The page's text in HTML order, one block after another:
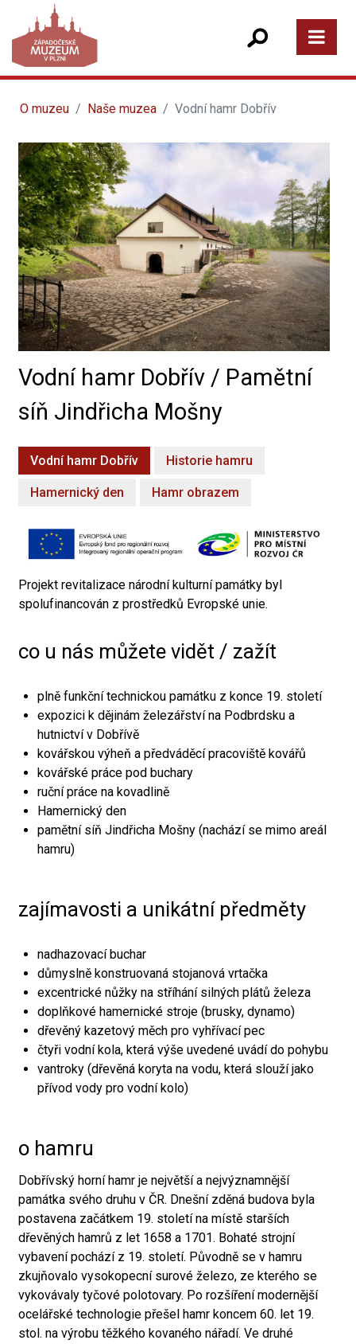
O muzeu Naše muzea Vodní hamr Dobřív
Vodní hamr Dobřív / Pamětní
síň Jindřicha Mošny
Vodní hamr Dobřív Historie hamru
Hamernický den Hamr obrazem
Projekt revitalizace národní kulturní památky byl
spolufinancován z prostředků Evropské unie.
co u nás můžete vidět / zažít
plně funkční technickou památku z konce 19. století
expozici k dějinám železářství na Podbrdsku a
hutnictví v Dobřívě
kovářskou výheň a předváděcí pracoviště kovářů
kovářské práce pod buchary
ruční práce na kovadlině
Hamernický den
pamětní síň Jindřicha Mošny (nachází se mimo areál
hamru)
zajímavosti a unikátní předměty
nadhazovací buchar
důmyslně konstruovaná stojanová vrtačka
excentrické nůžky na stříhání silných plátů železa
doplňkové hamernické stroje (brusky, dynamo)
dřevěný kazetový měch pro vyhřívací pec
čtyři vodní kola, která výše uvedené uvádí do pohybu
vantroky (dřevěná koryta na vodu, která slouží jako
přívod vody pro vodní kolo)
o hamru
Dobřívský horní hamr je největší a nejvýznamnější
památka svého druhu v ČR. Dnešní zděná budova byla
postavena začátkem 19. století na místě starších
dřevěných hamrů z let 1658 a 1701. Bohaté strojní
vybavení pochází z 19. století. Původně se v hamru
zkujňovalo vysokopecní surové železo, ze kterého se
vykovávaly tyčové polotovary. Po rozšíření modernější
ocelářské technologie přešel hamr koncem 60. let 19.
stol. na výrobu těžkého kovaného nářadí. Ve druhé